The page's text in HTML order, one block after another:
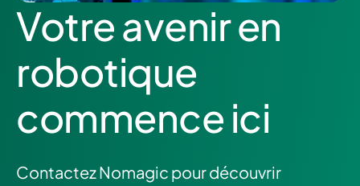
Votre avenir en
robotique
commence ici
Contactez Nomagic pour découvrir